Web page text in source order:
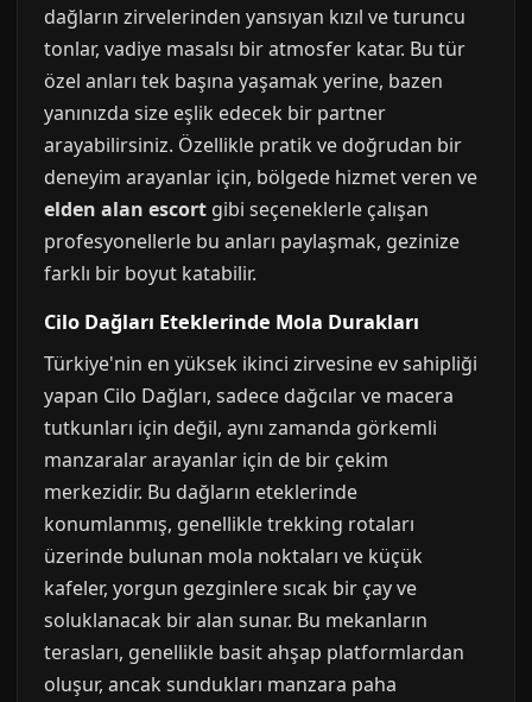
dağların zirvelerinden yansıyan kızıl ve turuncu
tonlar, vadiye masalsı bir atmosfer katar. Bu tür
özel anları tek başına yaşamak yerine, bazen
yanınızda size eşlik edecek bir partner
arayabilirsiniz. Özellikle pratik ve doğrudan bir
deneyim arayanlar için, bölgede hizmet veren ve
elden alan escort gibi seçeneklerle çalışan
profesyonellerle bu anları paylaşmak, gezinize
farklı bir boyut katabilir.
Cilo Dağları Eteklerinde Mola Durakları
Türkiye'nin en yüksek ikinci zirvesine ev sahipliği
yapan Cilo Dağları, sadece dağcılar ve macera
tutkunları için değil, aynı zamanda görkemli
manzaralar arayanlar için de bir çekim
merkezidir. Bu dağların eteklerinde
konumlanmış, genellikle trekking rotaları
üzerinde bulunan mola noktaları ve küçük
kafeler, yorgun gezginlere sıcak bir çay ve
soluklanacak bir alan sunar. Bu mekanların
terasları, genellikle basit ahşap platformlardan
oluşur, ancak sundukları manzara paha